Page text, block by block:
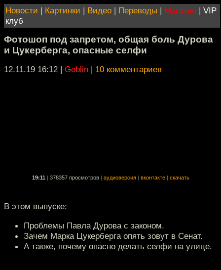
Новости | Картинки | Видео | Переводы | Магазин | VIP
клуб
Фотошоп под запретом, общая боль Дурова
и Цукерберга, опасные селфи
12.11.19 16:12 | Goblin | 10 комментариев
19:11 378357 просмотров аудиоверсия вконтакте скачать
В этом выпуске:
Проблемы Павла Дурова с законом.
Зачем Марка Цукерберга опять зовут в Сенат.
А также, почему опасно делать селфи на улице.